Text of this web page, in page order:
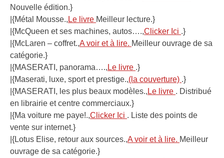
Nouvelle édition.}
|{Métal Mousse., Le livre Meilleur lecture.}
|{McQueen et ses machines, autos….,Clicker Ici .}
|{McLaren – coffret.,A voir et à lire. Meilleur ouvrage de sa
catégorie.}
|{MASERATI, panorama…., Le livre .}
|{Maserati, luxe, sport et prestige.,(la couverture) .}
|{MASERATI, les plus beaux modèles., Le livre . Distribué
en librairie et centre commerciaux.}
|{Ma voiture me paye!.,Clicker Ici . Liste des points de
vente sur internet.}
|{Lotus Elise, retour aux sources.,A voir et à lire. Meilleur
ouvrage de sa catégorie.}